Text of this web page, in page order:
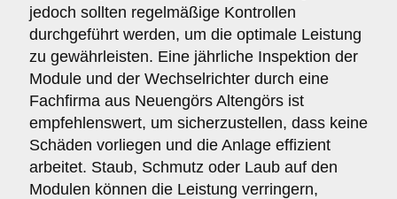
jedoch sollten regelmäßige Kontrollen
durchgeführt werden, um die optimale Leistung
zu gewährleisten. Eine jährliche Inspektion der
Module und der Wechselrichter durch eine
Fachfirma aus Neuengörs Altengörs ist
empfehlenswert, um sicherzustellen, dass keine
Schäden vorliegen und die Anlage effizient
arbeitet. Staub, Schmutz oder Laub auf den
Modulen können die Leistung verringern,